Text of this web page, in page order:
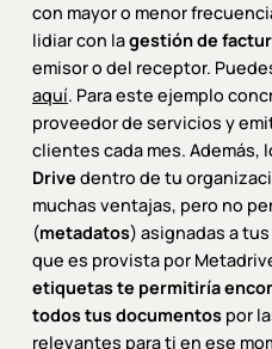
con mayor o menor
lidiar con lagestión de
emisor o del receptor.
aquí. Para este ejemplo
proveedor de servicios y
clientes cada mes. Además,
Drive dentro de tu
muchas ventajas, pero no
(metadatos) asignadas a
que es provista por
etiquetas te permitiría
todos tus documentospor
relevantes para ti en ese